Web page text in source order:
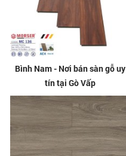
Bình Nam - Nơi bán sàn gỗ uy
tín tại Gò Vấp